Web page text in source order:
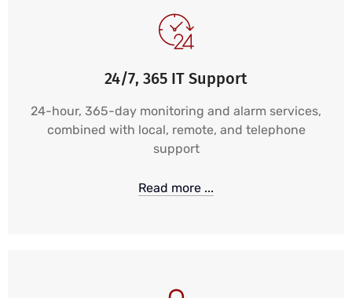
24/7, 365 IT Support
24-hour, 365-day monitoring and alarm services,
combined with local, remote, and telephone
support
Read more ...